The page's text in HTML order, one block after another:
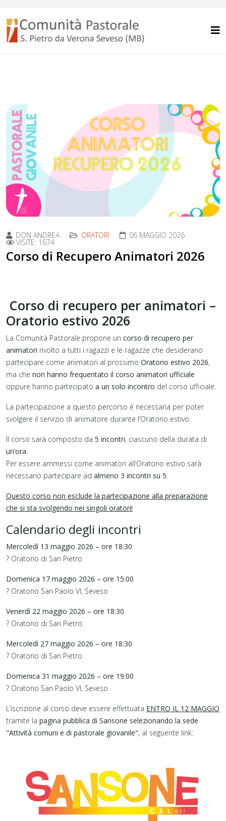
DON ANDREA ORATORI 06 MAGGIO 2026
VISITE: 1674
Corso di Recupero Animatori 2026
Corso di recupero per animatori –
Oratorio estivo 2026
La Comunità Pastorale propone un corso di recupero per
animatori rivolto a tutti i ragazzi e le ragazze che desiderano
partecipare come animatori al prossimo Oratorio estivo 2026,
ma che non hanno frequentato il corso animatori ufficiale
oppure hanno partecipato a un solo incontro del corso ufficiale.
La partecipazione a questo percorso è necessaria per poter
svolgere il servizio di animatore durante l’Oratorio estivo.
Il corso sarà composto da 5 incontri, ciascuno della durata di
un’ora
Per essere ammessi come animatori all’Oratorio estivo sarà
necessario partecipare ad almeno 3 incontri su 5
Questo corso non esclude la partecipazione alla preparazione
che si sta svolgendo nei singoli oratori!
Calendario degli incontri
Mercoledì 13 maggio 2026 – ore 18:30
? Oratorio di San Pietro
Domenica 17 maggio 2026 – ore 15:00
? Oratorio San Paolo VI, Seveso
Venerdì 22 maggio 2026 – ore 18:30
? Oratorio di San Pietro
Mercoledì 27 maggio 2026 – ore 18:30
? Oratorio di San Pietro
Domenica 31 maggio 2026 – ore 19:00
? Oratorio San Paolo VI, Seveso
L’iscrizione al corso deve essere effettuata ENTRO IL 12 MAGGIO
tramite la pagina pubblica di Sansone selezionando la sede
"Attività comuni e di pastorale giovanile", al seguente link: